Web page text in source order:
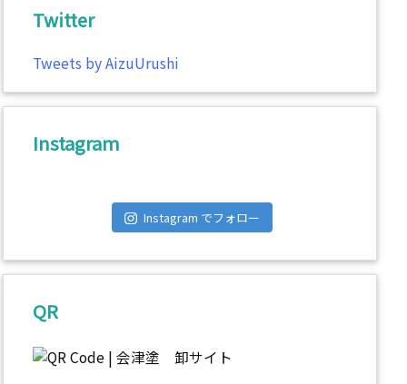
Twitter
Tweets by AizuUrushi
Instagram
Instagram でフォロー
QR